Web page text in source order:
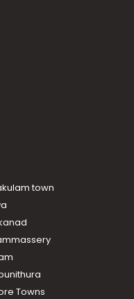
Kanjirapally,
town
Towns